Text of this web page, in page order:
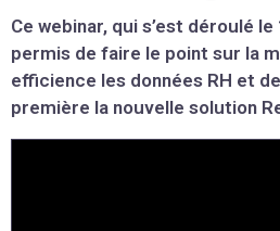
Ce webinar, qui s’est déroulé
permis de faire le point sur la
efficience les données RH et
première la nouvelle solution